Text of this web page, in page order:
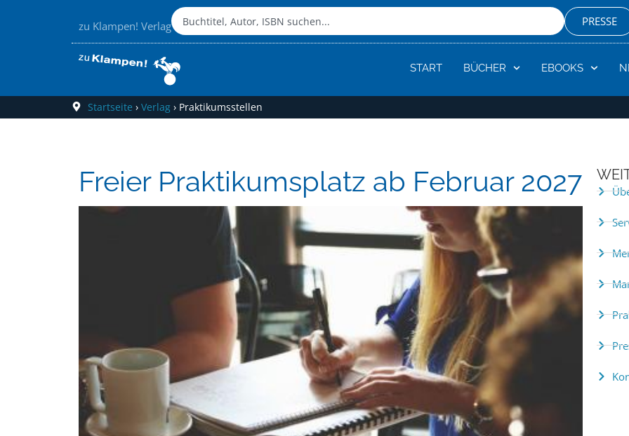
zu Klampen! Verlag PRESSE
START BÜCHER EBOOKS
Startseite › Verlag› Praktikumsstellen
Freier Praktikumsplatz ab Februar 2027